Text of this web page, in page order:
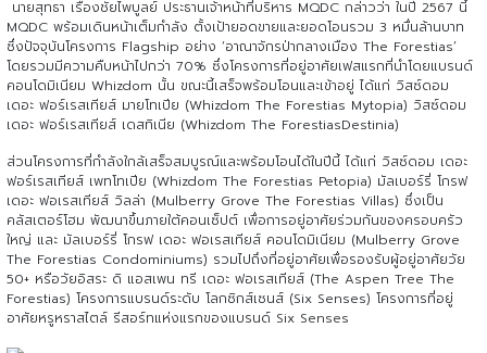
นายสุทธา เรืองชัยไพบูลย์ ประธานเจ้าหน้าที่บริหาร MQDC กล่าวว่า ในปี 2567 นี้
MQDC พร้อมเดินหน้าเต็มกำลัง ตั้งเป้ายอดขายและยอดโอนรวม 3 หมื่นล้านบาท
ซึ่งปัจจุบันโครงการ Flagship อย่าง ‘อาณาจักรป่ากลางเมือง The Forestias’
โดยรวมมีความคืบหน้าไปกว่า 70% ซึ่งโครงการที่อยู่อาศัยเฟสแรกที่นำโดยแบรนด์
คอนโดมิเนียม Whizdom นั้น ขณะนี้เสร็จพร้อมโอนและเข้าอยู่ ได้แก่ วิสซ์ดอม
เดอะ ฟอร์เรสเทียส์ มายโทเปีย (Whizdom The Forestias Mytopia) วิสซ์ดอม
เดอะ ฟอร์เรสเทียส์ เดสทิเนีย (Whizdom The ForestiasDestinia)
ส่วนโครงการที่กำลังใกล้เสร็จสมบูรณ์และพร้อมโอนได้ในปีนี้ ได้แก่ วิสซ์ดอม เดอะ
ฟอร์เรสเทียส์ เพทโทเปีย (Whizdom The Forestias Petopia) มัลเบอร์รี่ โกรฟ
เดอะ ฟอเรสเทียส์ วิลล่า (Mulberry Grove The Forestias Villas) ซึ่งเป็น
คลัสเตอร์โฮม พัฒนาขึ้นภายใต้คอนเซ็ปต์ เพื่อการอยู่อาศัยร่วมกันของครอบครัว
ใหญ่ และ มัลเบอร์รี่ โกรฟ เดอะ ฟอเรสเทียส์ คอนโดมิเนียม (Mulberry Grove
The Forestias Condominiums) รวมไปถึงที่อยู่อาศัยเพื่อรองรับผู้อยู่อาศัยวัย
50+ หรือวัยอิสระ ดิ แอสเพน ทรี เดอะ ฟอเรสเทียส์ (The Aspen Tree The
Forestias) โครงการแบรนด์ระดับ โลกซิกส์เซนส์ (Six Senses) โครงการที่อยู่
อาศัยหรูหราสไตล์ รีสอร์ทแห่งแรกของแบรนด์ Six Senses